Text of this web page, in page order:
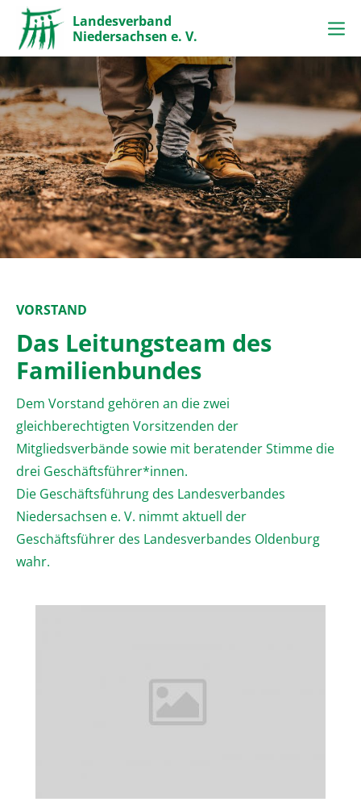
Landesverband
Niedersachsen e. V.
VORSTAND
Das Leitungsteam des
Familienbundes
Dem Vorstand gehören an die zwei
gleichberechtigten Vorsitzenden der
Mitgliedsverbände sowie mit beratender Stimme die
drei Geschäftsführer*innen.
Die Geschäftsführung des Landesverbandes
Niedersachsen e. V. nimmt aktuell der
Geschäftsführer des Landesverbandes Oldenburg
wahr.